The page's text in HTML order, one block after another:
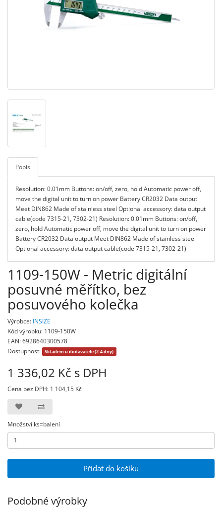
Popis
Resolution: 0.01mm Buttons: on/off, zero, hold Automatic power off,
move the digital unit to turn on power Battery CR2032 Data output
Meet DIN862 Made of stainless steel Optional accessory: data output
cable(code 7315-21, 7302-21) Resolution: 0.01mm Buttons: on/off,
zero, hold Automatic power off, move the digital unit to turn on power
Battery CR2032 Data output Meet DIN862 Made of stainless steel
Optional accessory: data output cable(code 7315-21, 7302-21)
1109-150W - Metric digitální
posuvné měřítko, bez
posuvového kolečka
Výrobce: INSIZE
Kód výrobku: 1109-150W
EAN: 6928640300578
Dostupnost:
Skladem u dodavatele (2-4 dny)
1 336,02 Kč s DPH
Cena bez DPH: 1 104,15 Kč
Množství ks=balení
Přidat do košíku
Podobné výrobky